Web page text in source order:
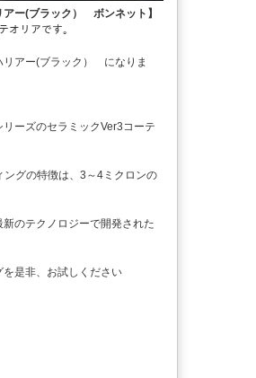
ー(ブラック） ボンネット】
オリアです。
アー(ブラック） になりま
ーズのセラミックVer3コーテ
ングの特徴は、3～4ミクロンの
のテクノロジーで開発された
是非、お試しください